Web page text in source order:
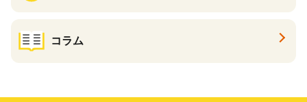
コラム